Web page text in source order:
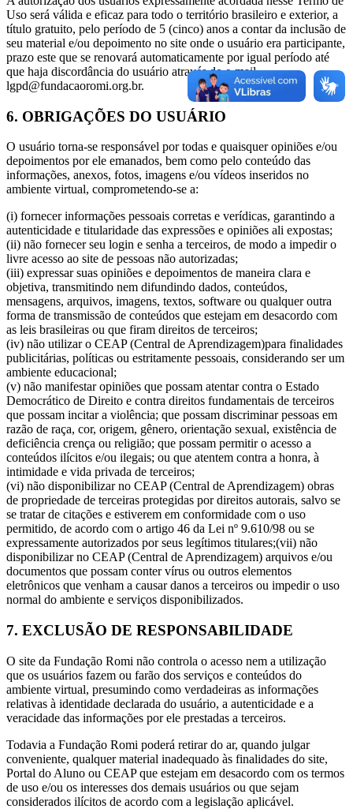
Uso será válida e eficaz para todo o território brasileiro e exterior, a
título gratuito, pelo período de 5 (cinco) anos a contar da inclusão de
seu material e/ou depoimento no site onde o usuário era participante,
prazo este que se renovará automaticamente por igual período até
que haja discordância do usuário através do e-mail
lgpd@fundacaoromi.org.br.
6. OBRIGAÇÕES DO USUÁRIO
O usuário torna-se responsável por todas e quaisquer opiniões e/ou
depoimentos por ele emanados, bem como pelo conteúdo das
informações, anexos, fotos, imagens e/ou vídeos inseridos no
ambiente virtual, comprometendo-se a:
(i) fornecer informações pessoais corretas e verídicas, garantindo a
autenticidade e titularidade das expressões e opiniões ali expostas;
(ii) não fornecer seu login e senha a terceiros, de modo a impedir o
livre acesso ao site de pessoas não autorizadas;
(iii) expressar suas opiniões e depoimentos de maneira clara e
objetiva, transmitindo nem difundindo dados, conteúdos,
mensagens, arquivos, imagens, textos, software ou qualquer outra
forma de transmissão de conteúdos que estejam em desacordo com
as leis brasileiras ou que firam direitos de terceiros;
(iv) não utilizar o CEAP (Central de Aprendizagem)para finalidades
publicitárias, políticas ou estritamente pessoais, considerando ser um
ambiente educacional;
(v) não manifestar opiniões que possam atentar contra o Estado
Democrático de Direito e contra direitos fundamentais de terceiros
que possam incitar a violência; que possam discriminar pessoas em
razão de raça, cor, origem, gênero, orientação sexual, existência de
deficiência crença ou religião; que possam permitir o acesso a
conteúdos ilícitos e/ou ilegais; ou que atentem contra a honra, à
intimidade e vida privada de terceiros;
(vi) não disponibilizar no CEAP (Central de Aprendizagem) obras
de propriedade de terceiras protegidas por direitos autorais, salvo se
se tratar de citações e estiverem em conformidade com o uso
permitido, de acordo com o artigo 46 da Lei nº 9.610/98 ou se
expressamente autorizados por seus legítimos titulares;(vii) não
disponibilizar no CEAP (Central de Aprendizagem) arquivos e/ou
documentos que possam conter vírus ou outros elementos
eletrônicos que venham a causar danos a terceiros ou impedir o uso
normal do ambiente e serviços disponibilizados.
7. EXCLUSÃO DE RESPONSABILIDADE
O site da Fundação Romi não controla o acesso nem a utilização
que os usuários fazem ou farão dos serviços e conteúdos do
ambiente virtual, presumindo como verdadeiras as informações
relativas à identidade declarada do usuário, a autenticidade e a
veracidade das informações por ele prestadas a terceiros.
Todavia a Fundação Romi poderá retirar do ar, quando julgar
conveniente, qualquer material inadequado às finalidades do site,
Portal do Aluno ou CEAP que estejam em desacordo com os termos
de uso e/ou os interesses dos demais usuários ou que sejam
considerados ilícitos de acordo com a legislação aplicável.